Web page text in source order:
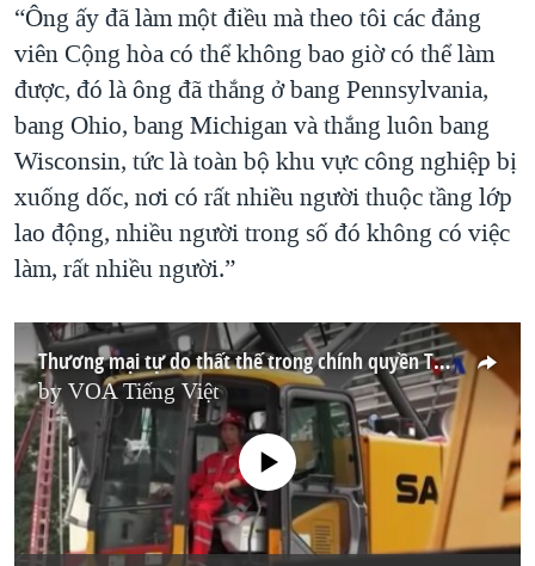
“Ông ấy đã làm một điều mà theo tôi các đảng
viên Cộng hòa có thể không bao giờ có thể làm
được, đó là ông đã thắng ở bang Pennsylvania,
bang Ohio, bang Michigan và thắng luôn bang
Wisconsin, tức là toàn bộ khu vực công nghiệp bị
xuống dốc, nơi có rất nhiều người thuộc tầng lớp
lao động, nhiều người trong số đó không có việc
làm, rất nhiều người.”
Thương mại tự do thất thế trong chính quyền Trump
by VOA Tiếng Việt
No media source currently available